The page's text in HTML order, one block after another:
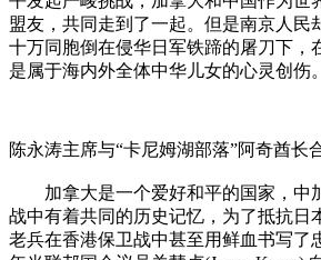
盟友，共同走到了一起。但是南京人民
十万同胞倒在侵华日军铁蹄的屠刀下，
是属于海内外全体中华儿女的心灵创伤。
陈永涛主席与“卡尼姆湖部落”阿奇酋长
加拿大是一个爱好和平的国家，中
战中有着共同的历史记忆，为了抵抗日
老兵在香港保卫战中甚至用鲜血书写了